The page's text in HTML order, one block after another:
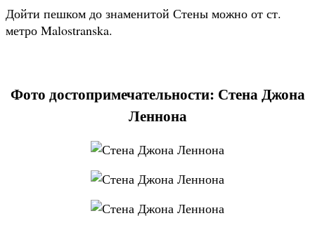
Дойти пешком до знаменитой Стены можно от ст.
метро Malostranska.
Фото достопримечательности: Стена Джона
Леннона